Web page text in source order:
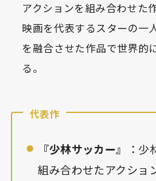
アクションを組み合わせた
映画を代表するスターの一
を融合させた作品で世界的
る。
代表作
『少林サッカー』
：
組み合わせたアクショ